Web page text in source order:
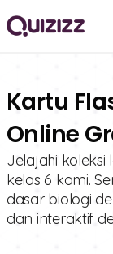
Kartu
Online
Jelajahi
kelas 6 kami.
dasar biologi
dan interaktif